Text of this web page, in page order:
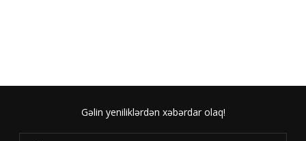
Gəlin yeniliklərdən xəbərdar olaq!